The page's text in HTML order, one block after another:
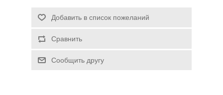
Добавить в список пожеланий
Сравнить
Сообщить другу